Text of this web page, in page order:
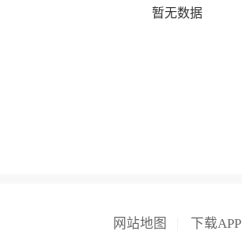
暂无数据
网站地图
下载APP